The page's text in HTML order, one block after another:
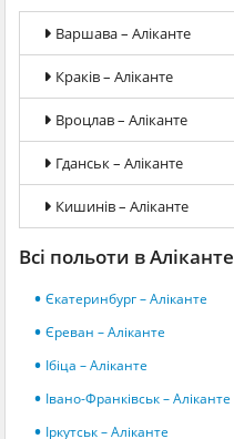
Варшава – Аліканте
Краків – Аліканте
Вроцлав – Аліканте
Гданськ – Аліканте
Кишинів – Аліканте
Всі польоти в Аліканте
Єкатеринбург – Аліканте
Єреван – Аліканте
Ібіца – Аліканте
Івано-Франківськ – Аліканте
Іркутськ – Аліканте